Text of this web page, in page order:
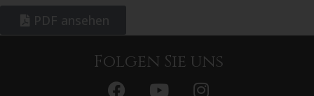
PDF ansehen
Folgen Sie uns